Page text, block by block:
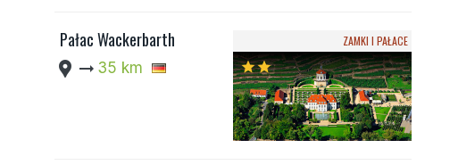
Pałac Wackerbarth
location_pin arrow_right_alt 35 km
ZAMKI I PAŁACE
starstar